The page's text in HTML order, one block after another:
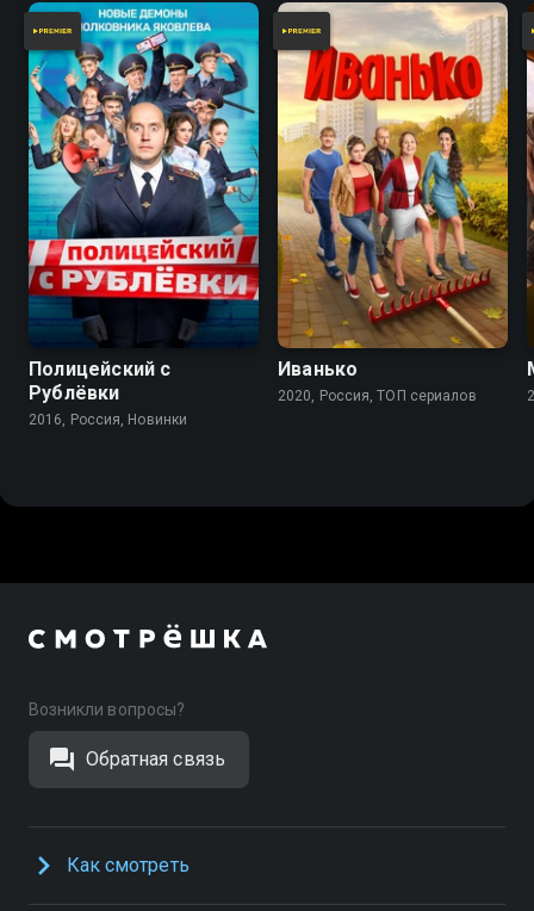
7.9 7.2
Полицейский с
Рублёвки
2016, Россия, Новинки
8.2
Иванько
2020, Россия, ТОП сериалов
Возникли вопросы?
Обратная связь
Как смотреть